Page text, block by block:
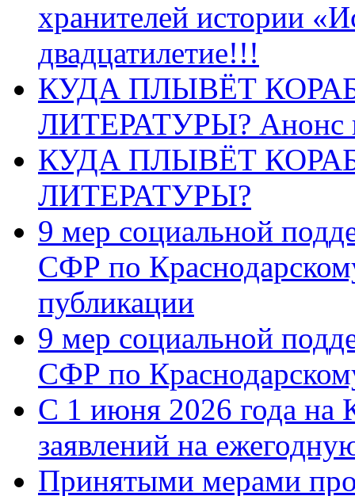
хранителей истории
двадцатилетие!!!
КУДА ПЛЫВЁТ
ЛИТЕРАТУРЫ? Анонс
КУДА ПЛЫВЁТ
ЛИТЕРАТУРЫ?
9 мер социальной
СФР по
публикации
9 мер социальной
СФР по
С 1 июня 2026 года на
заявлений на
Принятыми мерами